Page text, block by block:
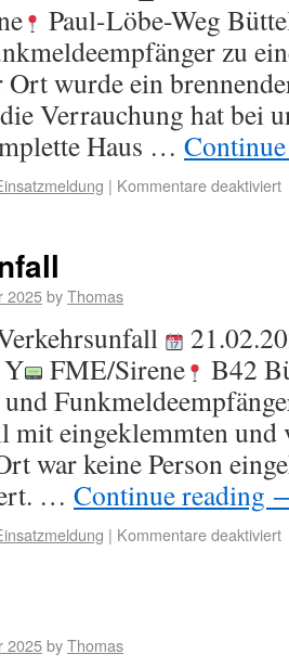
Paul-Löbe-Weg
zu
wurde ein
Verrauchung hat bei
Haus …
| Kommentare deaktiviert
2025byThomas
FME/Sirene
B42
mit eingeklemmten und
war keine Person
… Continue reading
| Kommentare deaktiviert
2025byThomas